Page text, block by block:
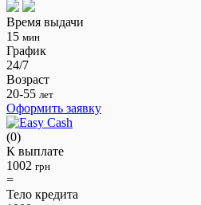
Время выдачи
15 мин
График
24/7
Возраст
20-55 лет
Оформить заявку
(0)
К выплате
1002 грн
=
Тело кредита